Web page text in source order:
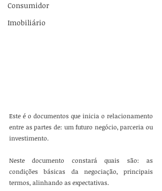
Consumidor
Imobiliário
Este é o documentos que inicia o relacionamento
entre as partes de: um futuro negócio, parceria ou
investimento.
Neste documento constará quais são: as
condições básicas da negociação, principais
termos, alinhando as expectativas.